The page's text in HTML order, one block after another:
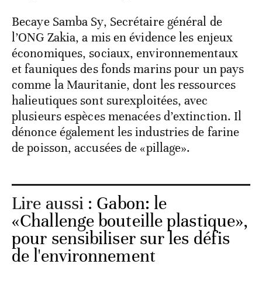
Becaye Samba Sy, Secrétaire général de
l’ONG Zakia, a mis en évidence les enjeux
économiques, sociaux, environnementaux
et fauniques des fonds marins pour un pays
comme la Mauritanie, dont les ressources
halieutiques sont surexploitées, avec
plusieurs espèces menacées d’extinction. Il
dénonce également les industries de farine
de poisson, accusées de «pillage».
Lire aussi : Gabon: le
«Challenge bouteille plastique»,
pour sensibiliser sur les défis
de l'environnement